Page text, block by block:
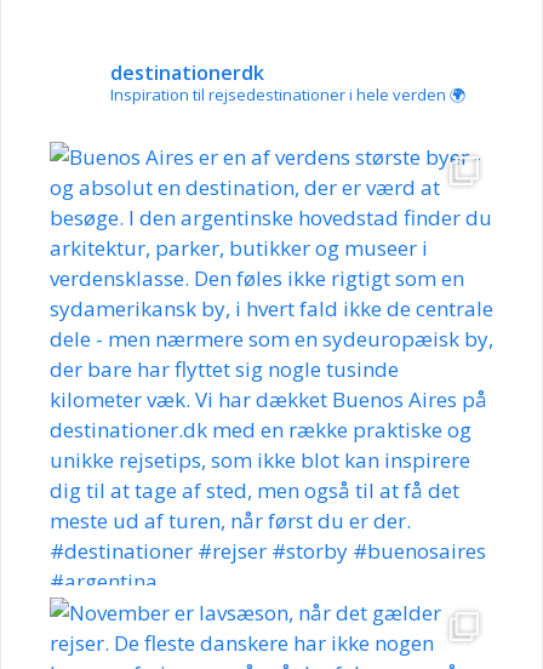
destinationerdk
Inspiration til rejsedestinationer i hele verden 🌍